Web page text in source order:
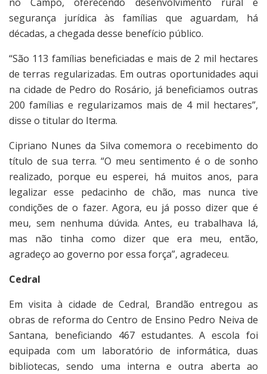
segurança jurídica às famílias que aguardam, há
décadas, a chegada desse benefício público.
“São 113 famílias beneficiadas e mais de 2 mil hectares
de terras regularizadas. Em outras oportunidades aqui
na cidade de Pedro do Rosário, já beneficiamos outras
200 famílias e regularizamos mais de 4 mil hectares”,
disse o titular do Iterma.
Cipriano Nunes da Silva comemora o recebimento do
título de sua terra. “O meu sentimento é o de sonho
realizado, porque eu esperei, há muitos anos, para
legalizar esse pedacinho de chão, mas nunca tive
condições de o fazer. Agora, eu já posso dizer que é
meu, sem nenhuma dúvida. Antes, eu trabalhava lá,
mas não tinha como dizer que era meu, então,
agradeço ao governo por essa força”, agradeceu.
Cedral
Em visita à cidade de Cedral, Brandão entregou as
obras de reforma do Centro de Ensino Pedro Neiva de
Santana, beneficiando 467 estudantes. A escola foi
equipada com um laboratório de informática, duas
bibliotecas, sendo uma interna e outra aberta ao